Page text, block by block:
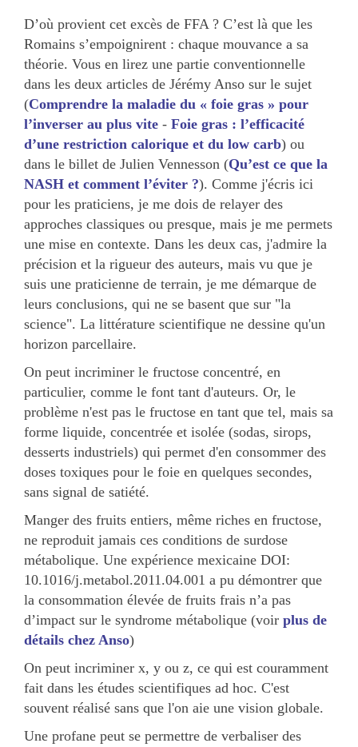
D’où provient cet excès de FFA ? C’est là que les
Romains s’empoignirent : chaque mouvance a sa
théorie. Vous en lirez une partie conventionnelle
dans les deux articles de Jérémy Anso sur le sujet
(Comprendre la maladie du « foie gras » pour
l’inverser au plus vite - Foie gras : l’efficacité
d’une restriction calorique et du low carb) ou
dans le billet de Julien Vennesson (Qu’est ce que la
NASH et comment l’éviter ?). Comme j'écris ici
pour les praticiens, je me dois de relayer des
approches classiques ou presque, mais je me permets
une mise en contexte. Dans les deux cas, j'admire la
précision et la rigueur des auteurs, mais vu que je
suis une praticienne de terrain, je me démarque de
leurs conclusions, qui ne se basent que sur "la
science". La littérature scientifique ne dessine qu'un
horizon parcellaire.
On peut incriminer le fructose concentré, en
particulier, comme le font tant d'auteurs. Or, le
problème n'est pas le fructose en tant que tel, mais sa
forme liquide, concentrée et isolée (sodas, sirops,
desserts industriels) qui permet d'en consommer des
doses toxiques pour le foie en quelques secondes,
sans signal de satiété.
Manger des fruits entiers, même riches en fructose,
ne reproduit jamais ces conditions de surdose
métabolique. Une expérience mexicaine DOI:
10.1016/j.metabol.2011.04.001 a pu démontrer que
la consommation élevée de fruits frais n’a pas
d’impact sur le syndrome métabolique (voir plus de
détails chez Anso)
On peut incriminer x, y ou z, ce qui est couramment
fait dans les études scientifiques ad hoc. C'est
souvent réalisé sans que l'on aie une vision globale.
Une profane peut se permettre de verbaliser des